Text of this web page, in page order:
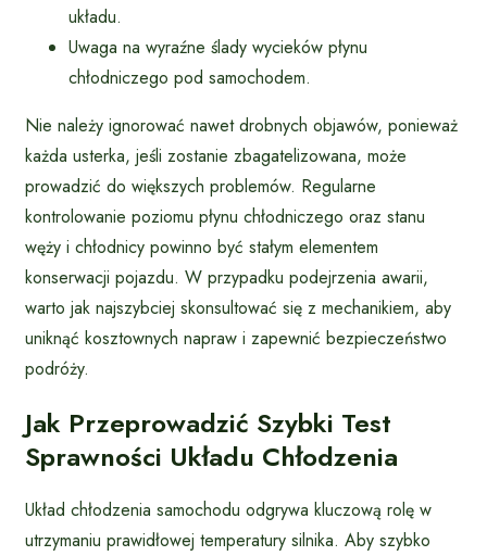
układu.
Uwaga na wyraźne ślady wycieków płynu
chłodniczego pod samochodem.
Nie należy ignorować nawet drobnych objawów, ponieważ
każda usterka, jeśli zostanie zbagatelizowana, może
prowadzić do większych problemów. Regularne
kontrolowanie poziomu płynu chłodniczego oraz stanu
węży i chłodnicy powinno być stałym elementem
konserwacji pojazdu. W przypadku podejrzenia awarii,
warto jak najszybciej skonsultować się z mechanikiem, aby
uniknąć kosztownych napraw i zapewnić bezpieczeństwo
podróży.
Jak Przeprowadzić Szybki Test
Sprawności Układu Chłodzenia
Układ chłodzenia samochodu odgrywa kluczową rolę w
utrzymaniu prawidłowej temperatury silnika. Aby szybko